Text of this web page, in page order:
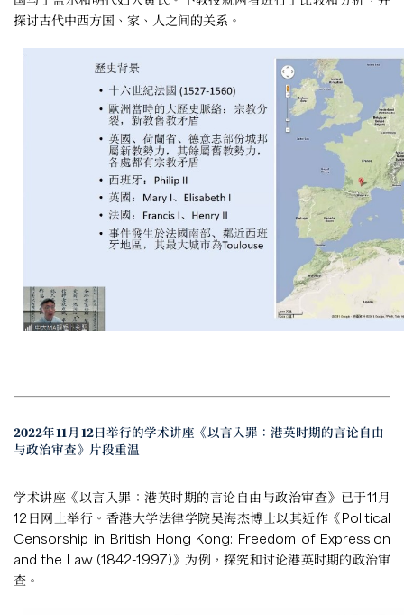
探讨古代中西方国、家、人之间的关系。
2022年11月12日举行的学术讲座《以言入罪：港英时期的言论自由
与政治审查》片段重温
学术讲座《以言入罪：港英时期的言论自由与政治审查》已于11月
12日网上举行。香港大学法律学院吴海杰博士以其近作《Political
Censorship in British Hong Kong: Freedom of Expression
and the Law (1842-1997)》为例，探究和讨论港英时期的政治审
查。